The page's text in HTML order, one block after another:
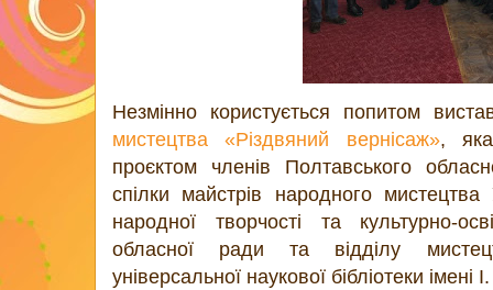
Незмінно користується попитом
мистецтва «Різдвяний вернісаж», яка
проєктом членів Полтавського
спілки майстрів народного
народної творчості та культурно-
обласної ради та відділу
універсальної наукової бібліотеки імені